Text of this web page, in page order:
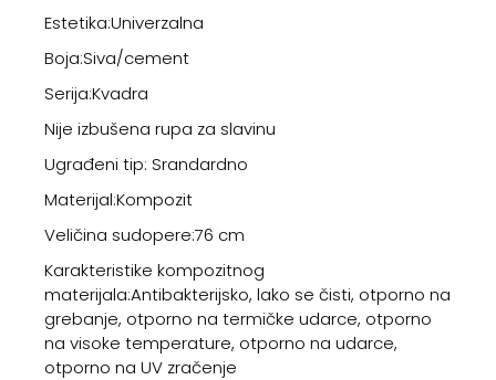
Estetika:Univerzalna
Boja:Siva/cement
Serija:Kvadra
Nije izbušena rupa za slavinu
Ugrađeni tip: Srandardno
Materijal:Kompozit
Veličina sudopere:76 cm
Karakteristike kompozitnog
materijala:Antibakterijsko, lako se čisti, otporno na
grebanje, otporno na termičke udarce, otporno
na visoke temperature, otporno na udarce,
otporno na UV zračenje